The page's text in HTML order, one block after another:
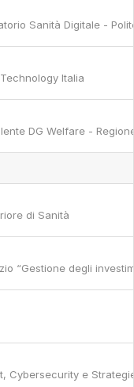
Sanità Digitale -
Italia
DG Welfare -
di Sanità
“Gestione degli
Cybersecurity e